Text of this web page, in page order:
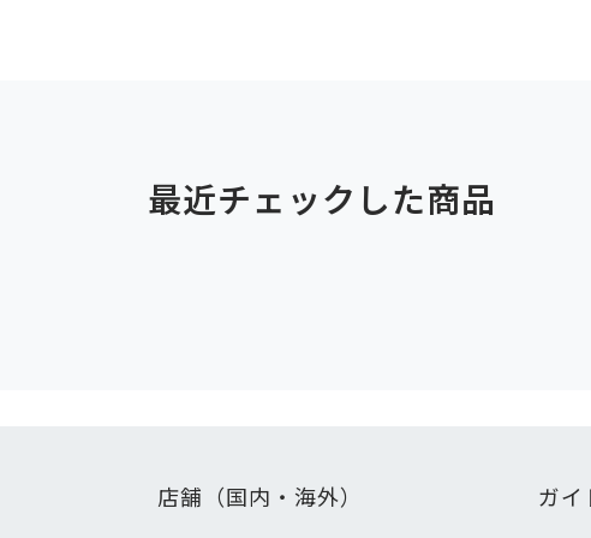
最近チェックした商品
店舗（国内・海外） ガイ